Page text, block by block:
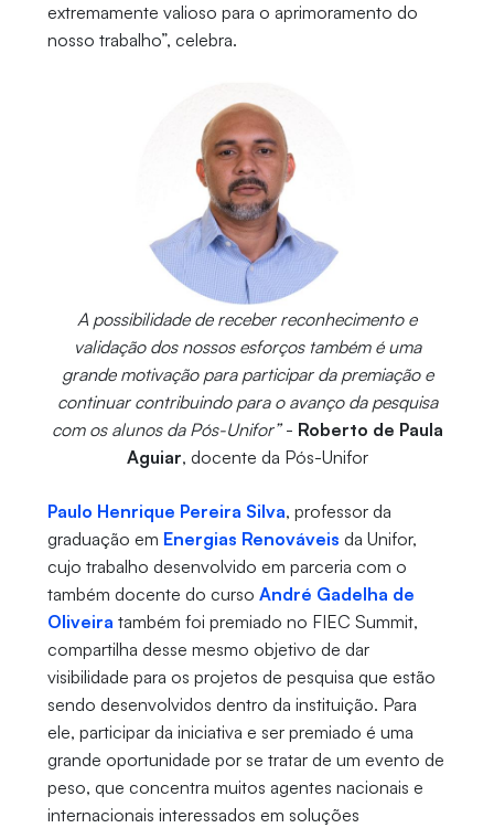
extremamente valioso para o aprimoramento do
nosso trabalho”, celebra.
A possibilidade de receber reconhecimento e
validação dos nossos esforços também é uma
grande motivação para participar da premiação e
continuar contribuindo para o avanço da pesquisa
com os alunos da Pós-Unifor”- Roberto de Paula
Aguiar, docente da Pós-Unifor
Paulo Henrique Pereira Silva, professor da
graduação em Energias Renováveis da Unifor,
cujo trabalho desenvolvido em parceria com o
também docente do curso André Gadelha de
Oliveira também foi premiado no FIEC Summit,
compartilha desse mesmo objetivo de dar
visibilidade para os projetos de pesquisa que estão
sendo desenvolvidos dentro da instituição. Para
ele, participar da iniciativa e ser premiado é uma
grande oportunidade por se tratar de um evento de
peso, que concentra muitos agentes nacionais e
internacionais interessados em soluções